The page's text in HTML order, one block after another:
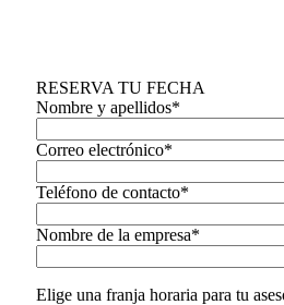
RESERVA TU FECHA
Nombre y apellidos*
Correo electrónico*
Teléfono de contacto*
Nombre de la empresa*
Elige una franja horaria para tu